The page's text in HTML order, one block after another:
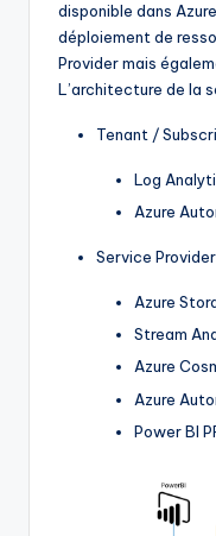
disponible dans
déploiement de
Provider mais
L’architecture de la
Tenant /
Log
Azure
Service
Azure
Stream
Azure
Azure
Power BI